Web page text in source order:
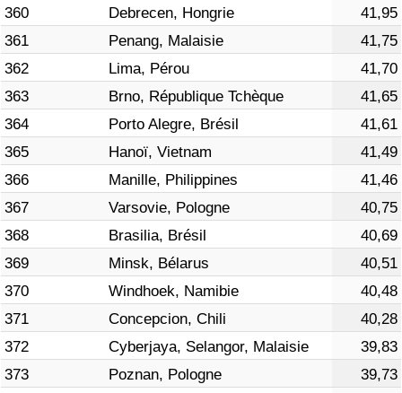
360
Debrecen, Hongrie
41,95
361
Penang, Malaisie
41,75
362
Lima, Pérou
41,70
363
Brno, République Tchèque
41,65
364
Porto Alegre, Brésil
41,61
365
Hanoï, Vietnam
41,49
366
Manille, Philippines
41,46
367
Varsovie, Pologne
40,75
368
Brasilia, Brésil
40,69
369
Minsk, Bélarus
40,51
370
Windhoek, Namibie
40,48
371
Concepcion, Chili
40,28
372
Cyberjaya, Selangor, Malaisie
39,83
373
Poznan, Pologne
39,73